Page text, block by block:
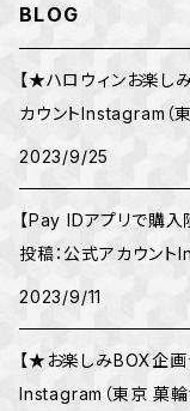
BLOG
【★ハロウィンお楽
カウントInstagram（
2023/9/25
【Pay IDアプリで購
投稿：公式アカウン
2023/9/11
【★お楽しみBOX企
Instagram（東京 菓輪